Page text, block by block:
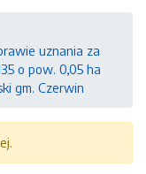
uznania za
o pow. 0,05 ha
gm. Czerwin